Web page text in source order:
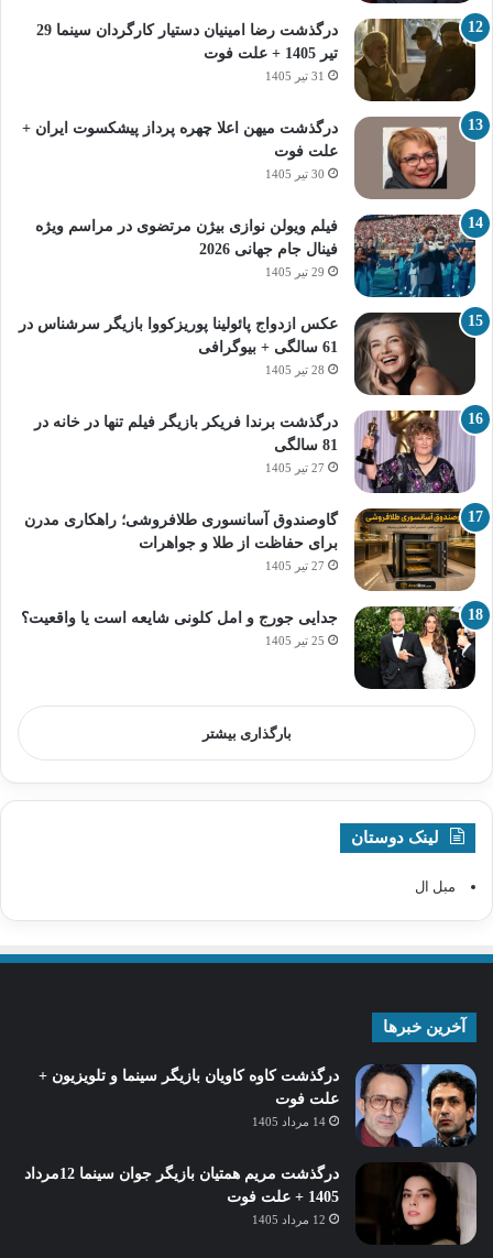
درگذشت رضا امینیان دستیار کارگردان سینما 29
تیر 1405 + علت فوت
31 تیر 1405
درگذشت میهن اعلا چهره پرداز پیشکسوت ایران +
علت فوت
30 تیر 1405
فیلم ویولن نوازی بیژن مرتضوی در مراسم ویژه
فینال جام جهانی 2026
29 تیر 1405
عکس ازدواج پائولینا پوریزکووا بازیگر سرشناس در
61 سالگی + بیوگرافی
28 تیر 1405
درگذشت برندا فریکر بازیگر فیلم تنها در خانه در
81 سالگی
27 تیر 1405
گاوصندوق آسانسوری طلافروشی؛ راهکاری مدرن
برای حفاظت از طلا و جواهرات
27 تیر 1405
جدایی جورج و امل کلونی شایعه است یا واقعیت؟
25 تیر 1405
بارگذاری بیشتر
لینک دوستان
مبل ال
آخرین خبرها
درگذشت کاوه کاویان بازیگر سینما و تلویزیون +
علت فوت
14 مرداد 1405
درگذشت مریم همتیان بازیگر جوان سینما 12مرداد
1405 + علت فوت
12 مرداد 1405